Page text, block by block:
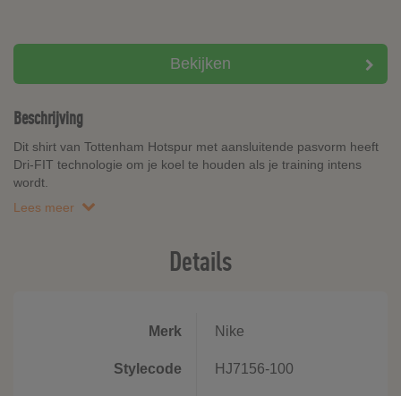
Bekijken
Beschrijving
Dit shirt van Tottenham Hotspur met aansluitende pasvorm heeft
Dri-FIT technologie om je koel te houden als je training intens
wordt.
Lees meer
Details
Merk Nike
Stylecode HJ7156-100